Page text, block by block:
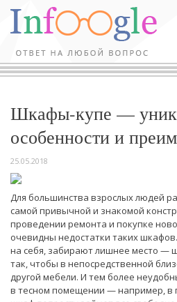
Шкафы-купе —
особенности и
25.05.2018
Для большинства взрослых людей
самой привычной и знакомой
проведении ремонта и покупке
очевидны недостатки таких
на себя, забирают лишнее место —
так, чтобы в непосредственной
другой мебели. И тем более
в тесном помещении — например, в